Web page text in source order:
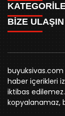
ANASAYFA
AKSU CANLI
MEYDAN CANLI
MEDRESELER
MERAKÜM CANLI
YUKARI TEKKE
KURUMSAL
REKLAM
BİZE ULAŞIN
KÜNYE
WHATSAPP
SPOR
SİYASET
BELEDİYE
SİVAS VALİLİĞİ
ÜNİVERSİTE
KURUMLAR
STK
BİZE ULAŞIN
0346 221
Örtülüpınar
Sivas
buyuksivas.com
haber içerikleri
iktibas edilemez.
kopyalanamaz,